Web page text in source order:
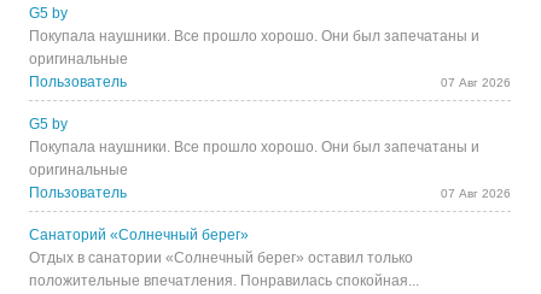
G5 by
Покупала наушники. Все прошло хорошо. Они был запечатаны и
оригинальные
Пользователь
07 Авг 2026
G5 by
Покупала наушники. Все прошло хорошо. Они был запечатаны и
оригинальные
Пользователь
07 Авг 2026
Санаторий «Солнечный берег»
Отдых в санатории «Солнечный берег» оставил только
положительные впечатления. Понравилась спокойная...